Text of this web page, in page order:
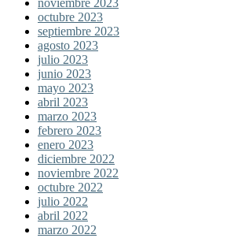
noviembre 2023
octubre 2023
septiembre 2023
agosto 2023
julio 2023
junio 2023
mayo 2023
abril 2023
marzo 2023
febrero 2023
enero 2023
diciembre 2022
noviembre 2022
octubre 2022
julio 2022
abril 2022
marzo 2022